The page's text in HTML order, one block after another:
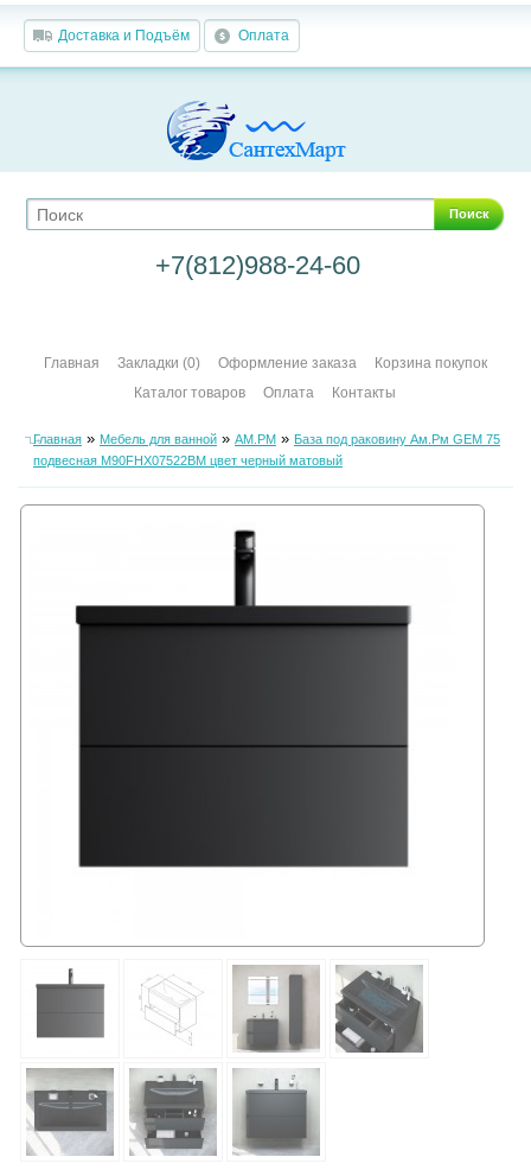
Доставка и Подъём Оплата
Поиск
+7(812)988-24-60
Главная Закладки (0) Оформление заказа
Корзина покупок
Каталог товаров
Оплата Контакты
Главная» Мебель для ванной» AM.PM» База под раковину Ам.Рм GEM 75
подвесная M90FHX07522BM цвет черный матовый